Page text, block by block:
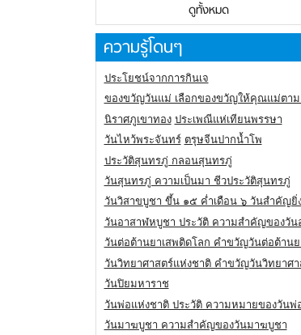
ดูทั้งหมด
ความรู้โดนๆ
ประโยชน์จากการกินเจ
ของขวัญวันแม่ เลือกของขวัญให้คุณแม่ตามธ
นิราศภูเขาทอง ประเพณีแห่เทียนพรรษา
วันไหว้พระจันทร์ ตรุษจีนปากน้ำโพ
ประวัติสุนทรภู่ กลอนสุนทรภู่
วันสุนทรภู่ ความเป็นมา ชีวประวัติสุนทรภู่
วันวิสาขบูชา ขึ้น ๑๕ ค่ำเดือน ๖ วันสำคัญยิ่ง
วันอาสาฬหบูชา ประวัติ ความสําคัญของวัน
วันต่อต้านยาเสพติดโลก คำขวัญวันต่อต้านย
วันวิทยาศาสตร์แห่งชาติ คำขวัญวันวิทยาศา
วันปิยมหาราช
วันพ่อแห่งชาติ ประวัติ ความหมายของวันพ่อ
วันมาฆบูชา ความสำคัญของวันมาฆบูชา